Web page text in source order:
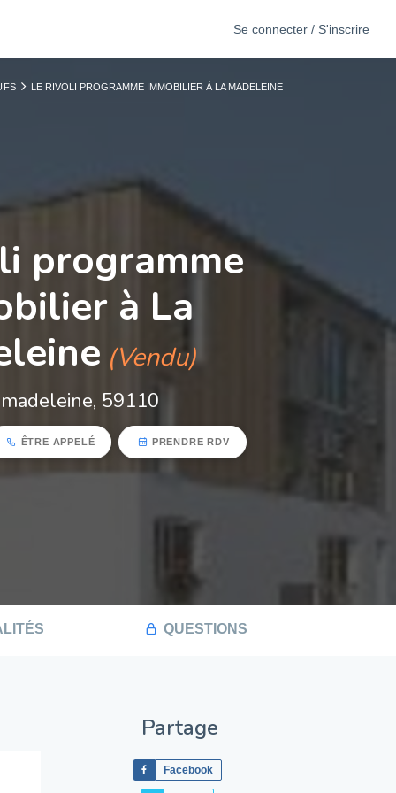
Se connecter / S'inscrire
LE RIVOLI PROGRAMME IMMOBILIER À LA MADELEINE
programme
à La
(Vendu)
59110
ÊTRE APPELÉ PRENDRE RDV
QUESTIONS
Partage
Facebook